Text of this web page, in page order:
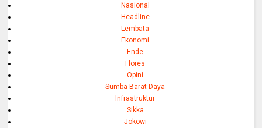
Nasional
Headline
Lembata
Ekonomi
Ende
Flores
Opini
Sumba Barat Daya
Infrastruktur
Sikka
Jokowi